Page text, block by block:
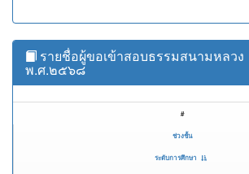
รายชื่อผู้ขอเข้าสอบธรรมสนามหลวง
พ.ศ.๒๕๖๘
#
ช่วงชั้น
ระดับการศึกษา